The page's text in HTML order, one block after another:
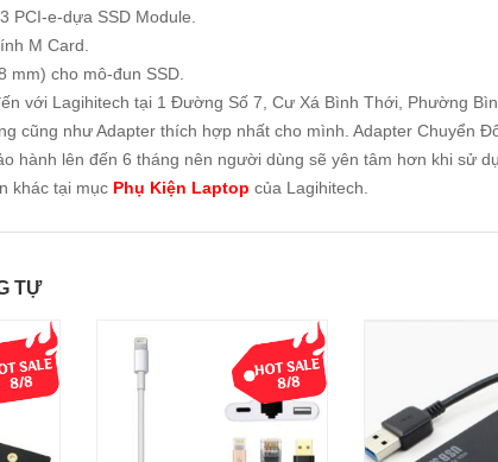
PCI-e-dựa SSD Module.
M Card.
mm) cho mô-đun SSD.
với Lagihitech tại 1 Đường Số 7, Cư Xá Bình Thới, Phường
cũng như Adapter thích hợp nhất cho mình. Adapter Chuyển
hành lên đến 6 tháng nên người dùng sẽ yên tâm hơn khi sử
khác tại mục Phụ Kiện Laptop của Lagihitech.
TỰ